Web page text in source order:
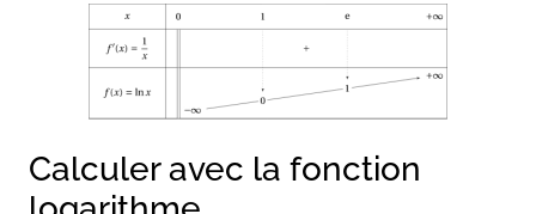
Calculer avec la fonction